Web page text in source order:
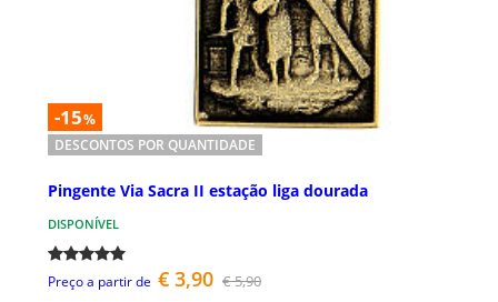
-15%
DESCONTOS POR QUANTIDADE
Pingente Via Sacra II estação liga dourada
DISPONÍVEL
Preço a partir de € 3,90 € 5,90